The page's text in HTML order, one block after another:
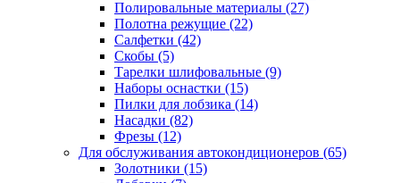
Полировальные материалы (27)
Полотна режущие (22)
Салфетки (42)
Скобы (5)
Тарелки шлифовальные (9)
Наборы оснастки (15)
Пилки для лобзика (14)
Насадки (82)
Фрезы (12)
Для обслуживания автокондиционеров (65)
Золотники (15)